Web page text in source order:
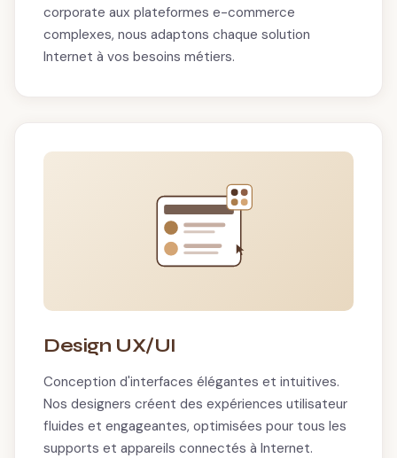
corporate aux plateformes e-commerce
complexes, nous adaptons chaque solution
Internet à vos besoins métiers.
Design UX/UI
Conception d'interfaces élégantes et intuitives.
Nos designers créent des expériences utilisateur
fluides et engageantes, optimisées pour tous les
supports et appareils connectés à Internet.